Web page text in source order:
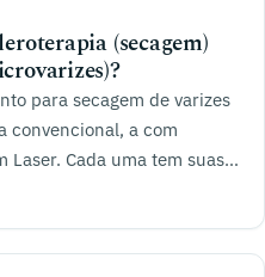
(secagem)
para secagem de varizes
convencional, a com
Laser. Cada uma tem suas